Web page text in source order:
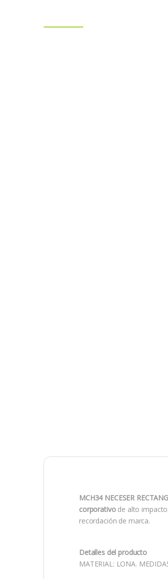
MCH34 NECESER
corporativode alto
recordación de marca.
Detalles del producto
MATERIAL: LONA.